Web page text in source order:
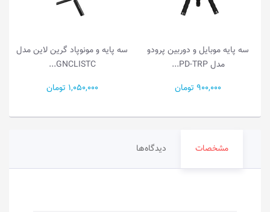
سه پایه و مونوپاد گرین لاین مدل
GNCLISTC...
1,050,000 تومان
سه پایه موبایل و دوربین پرودو
مدل PD-TRP...
900,000 تومان
مشخصات دیدگاه‌ها